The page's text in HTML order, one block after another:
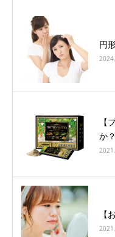
円
【
か？
【